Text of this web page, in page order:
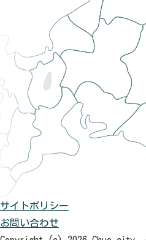
サイトポリシー
お問い合わせ